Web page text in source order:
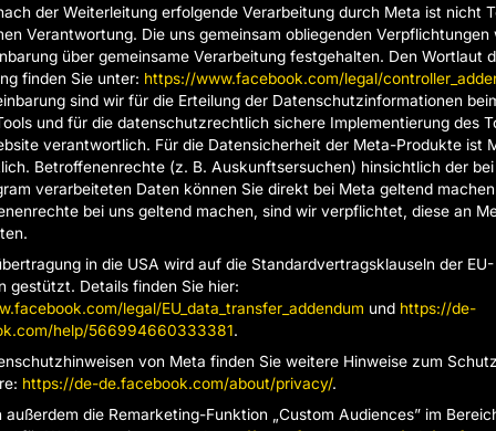
der Weiterleitung erfolgende Verarbeitung durch Meta ist nicht
Verantwortung. Die uns gemeinsam obliegenden Verpflichtungen
über gemeinsame Verarbeitung festgehalten. Den Wortlaut
finden Sie unter: https://www.facebook.com/legal/
sind wir für die Erteilung der Datenschutzinformationen
und für die datenschutzrechtlich sichere Implementierung des
verantwortlich. Für die Datensicherheit der Meta-Produkte ist
Betroffenenrechte (z. B. Auskunftsersuchen) hinsichtlich der
verarbeiteten Daten können Sie direkt bei Meta geltend
bei uns geltend machen, sind wir verpflichtet, diese an
in die USA wird auf die Standardvertragsklauseln der EU-
gestützt. Details finden Sie hier:
legal/EU_data_transfer_addendum und https://de-
help/566994660333381.
von Meta finden Sie weitere Hinweise zum
https://de-de.facebook.com/about/privacy/.
außerdem die Remarketing-Funktion „Custom Audiences” im